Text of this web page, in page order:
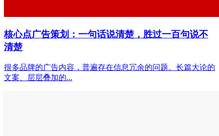
核心点广告策划：一句话说清楚，胜过一百句说不
清楚
很多品牌的广告内容，普遍存在信息冗余的问题。长篇大论的
文案、层层叠加的...